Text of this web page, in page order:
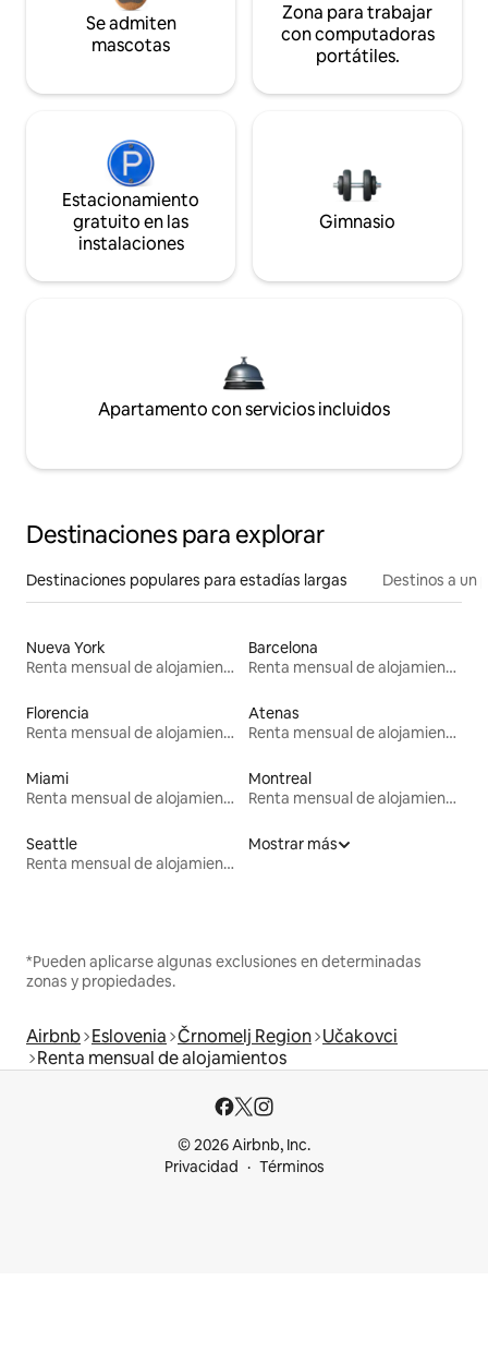
Se admiten
mascotas
Zona para trabajar
con computadoras
portátiles.
Estacionamiento
gratuito en las
instalaciones
Gimnasio
Apartamento con servicios incluidos
Destinaciones para explorar
Destinaciones populares para estadías largas Destinos a un
Nueva York
Renta mensual de alojamientos
Barcelona
Renta mensual de alojamientos
Florencia
Renta mensual de alojamientos
Atenas
Renta mensual de alojamientos
Miami
Renta mensual de alojamientos
Montreal
Renta mensual de alojamientos
Seattle
Renta mensual de alojamientos
Mostrar más
*Pueden aplicarse algunas exclusiones en determinadas
zonas y propiedades.
Airbnb Eslovenia Črnomelj Region Učakovci
Renta mensual de alojamientos
© 2026 Airbnb, Inc.
Privacidad
Términos